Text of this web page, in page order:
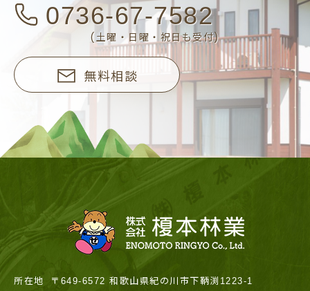
0736-67-7582
(土曜・日曜・祝日も受付)
無料相談
所在地 〒649-6572 和歌山県紀の川市下鞆渕1223-1